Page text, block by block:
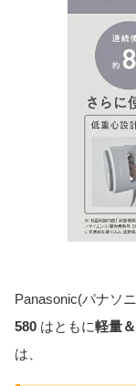
Panasonic(パナソ
580 はともに軽量
は、